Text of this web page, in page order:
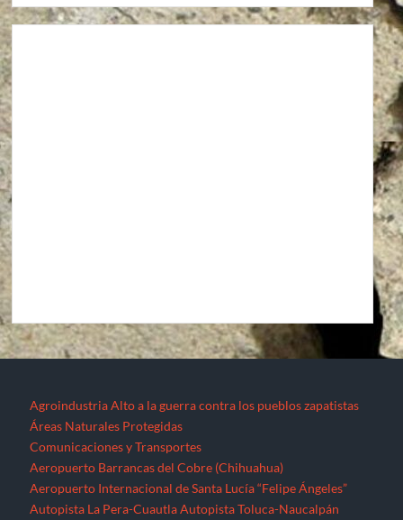
Agroindustria Alto a la guerra contra los pueblos zapatistas
Áreas Naturales Protegidas
Comunicaciones y Transportes
Aeropuerto Barrancas del Cobre (Chihuahua)
Aeropuerto Internacional de Santa Lucía “Felipe Ángeles”
Autopista La Pera-Cuautla Autopista Toluca-Naucalpán